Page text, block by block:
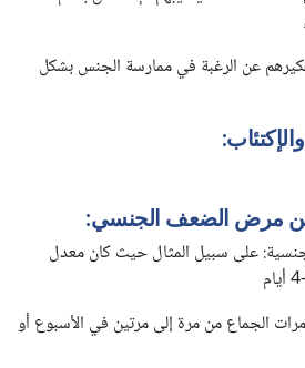
عن الرغبة في ممارسة الجنس بشكل
من مرض الضعف الجنسي:
على سبيل المثال حيث كان معدل
الجماع من مرة إلى مرتين في الأسبوع أو